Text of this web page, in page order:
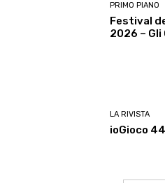
PRIMO PIANO
Festival
2026 – Gli
LA RIVISTA
ioGioco